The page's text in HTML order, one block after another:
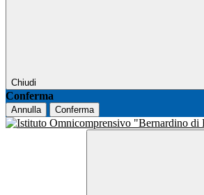
Chiudi
Conferma
Annulla Conferma